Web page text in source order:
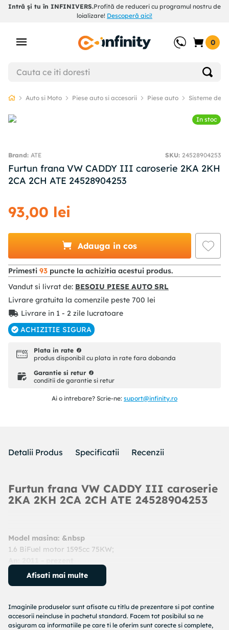
Intră și tu în INFINIVERS.Profită de reduceri cu programul nostru de
loializare! Descoperă aici!
0
Auto si Moto Piese auto si accesorii Piese auto Sisteme de
In stoc
ATE SKU: 24528904253
Furtun frana VW CADDY III caroserie 2KA 2KH
2CA 2CH ATE 24528904253
93,00 lei
Adauga in cos
Primesti 93 puncte la achizitia acestui produs.
Vandut si livrat de: BESOIU PIESE AUTO SRL
Livrare gratuita la comenzile peste 700 lei
Livrare in 1 - 2 zile lucratoare
ACHIZITIE SIGURA
Plata in rate
produs disponibil cu plata in rate fara dobanda
Garantie si retur
conditii de garantie si retur
Ai o intrebare? Scrie-ne: suport@infinity.ro
Detalii Produs Specificatii Recenzii
Furtun frana VW CADDY III caroserie
2KA 2KH 2CA 2CH ATE 24528904253
Model masina: &nbsp
1.6 BiFuel motor 1595cc 75KW;
Cod produs:24528904253
Producator:
Specificatii produs:
Afisati mai multe
Imaginile produselor sunt afisate cu titlu de prezentare si pot contine
accesorii neincluse in pachetul standard. Facem tot posibilul sa ne
asiguram ca informatiile pe care ti le oferim sunt corecte si complete,